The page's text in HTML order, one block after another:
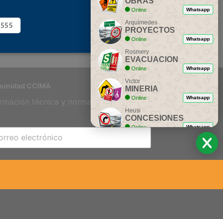
CCIMA
técnica y normativa vial.
Online Whatsapp
Arquímedes
PROYECTOS
Online Whatsapp
Rosmery
EVACUACION
Online Whatsapp
Victor
MINERIA
Online Whatsapp
Heusi
CONCESIONES
Online Whatsapp
ASESORIA